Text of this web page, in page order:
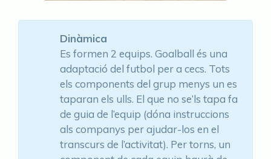
Dinàmica
Es formen 2 equips. Goalball és una
adaptació del futbol per a cecs. Tots
els components del grup menys un es
taparan els ulls. El que no se’ls tapa fa
de guia de l’equip (dóna instruccions
als companys per ajudar-los en el
transcurs de l’activitat). Per torns, un